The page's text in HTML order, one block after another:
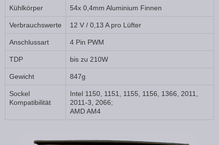
Kühlkörper 54x 0,4mm Aluminium Finnen
Verbrauchswerte 12 V / 0,13 A pro Lüfter
Anschlussart 4 Pin PWM
TDP bis zu 210W
Gewicht 847g
Sockel
Kompatibilität
Intel 1150, 1151, 1155, 1156, 1366, 2011,
2011-3, 2066;
AMD AM4